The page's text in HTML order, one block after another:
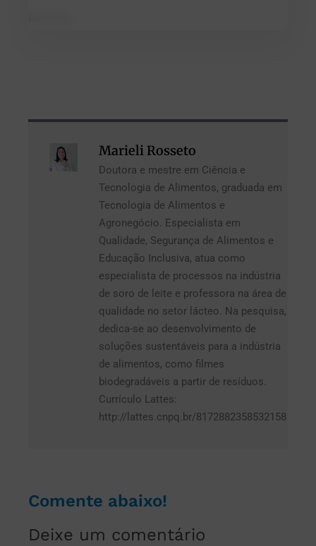
Marieli Rosseto
Doutora e mestre em Ciência e
Tecnologia de Alimentos, graduada em
Tecnologia de Alimentos e
Agronegócio. Especialista em
Qualidade, Segurança de Alimentos e
Educação Inclusiva, atua como
especialista de processos na indústria
de soro de leite e professora na área de
qualidade no setor lácteo. Na pesquisa,
dedica-se ao desenvolvimento de
soluções sustentáveis para a indústria
de alimentos, como filmes
biodegradáveis a partir de resíduos.
Currículo Lattes:
http://lattes.cnpq.br/8172882358532158
Comente abaixo!
Deixe um comentário